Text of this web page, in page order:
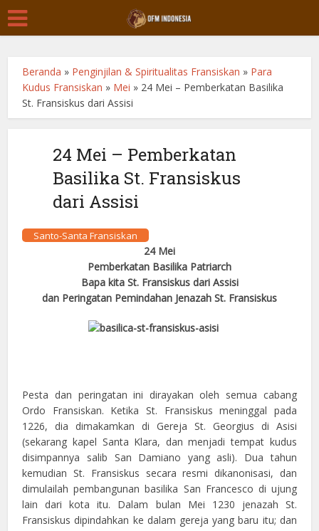
Beranda » Penginjilan & Spiritualitas Fransiskan » Para
Kudus Fransiskan » Mei » 24 Mei – Pemberkatan Basilika
St. Fransiskus dari Assisi
24 Mei – Pemberkatan
Basilika St. Fransiskus
dari Assisi
Santo-Santa Fransiskan
24 Mei
Pemberkatan Basilika Patriarch
Bapa kita St. Fransiskus dari Assisi
dan Peringatan Pemindahan Jenazah St. Fransiskus
Pesta dan peringatan ini dirayakan oleh semua cabang
Ordo Fransiskan. Ketika St. Fransiskus meninggal pada
1226, dia dimakamkan di Gereja St. Georgius di Asisi
(sekarang kapel Santa Klara, dan menjadi tempat kudus
disimpannya salib San Damiano yang asli). Dua tahun
kemudian St. Fransiskus secara resmi dikanonisasi, dan
dimulailah pembangunan basilika San Francesco di ujung
lain dari kota itu. Dalam bulan Mei 1230 jenazah St.
Fransiskus dipindahkan ke dalam gereja yang baru itu; dan